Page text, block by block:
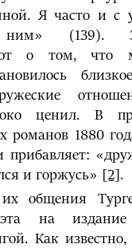
Я часто и с
(139).
о том, что
ценил. В
романов 1880
и горжусь» [2] .
общения
на
Как